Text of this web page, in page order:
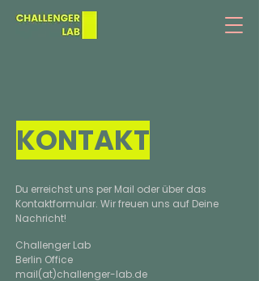
KONTAKT
Du erreichst uns per Mail oder über das
Kontaktformular. Wir freuen uns auf Deine
Nachricht!
Challenger Lab
Berlin Office
mail(at)challenger-lab.de